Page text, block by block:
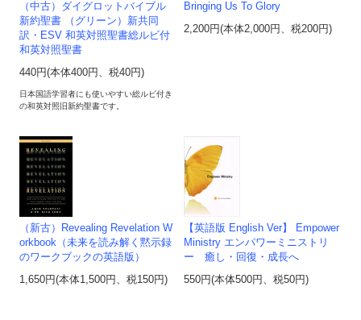
（中古）ダイグロットバイブル
新約聖書 （グリーン）新共同
訳・ESV 和英対照聖書総ルビ付
和英対照聖書
440円(本体400円、税40円)
日本国語学習者にも使いやすい総ルビ付き
の和英対照旧新約聖書です。
Bringing Us To Glory
2,200円(本体2,000円、税200円)
（新古）Revealing Revelation W
orkbook（未来を読み解く黙示録
のワークブックの英語版）
1,650円(本体1,500円、税150円)
【英語版 English Ver】 Empower
Ministry エンパワーミニストリ
ー 癒し・回復・成長へ
550円(本体500円、税50円)